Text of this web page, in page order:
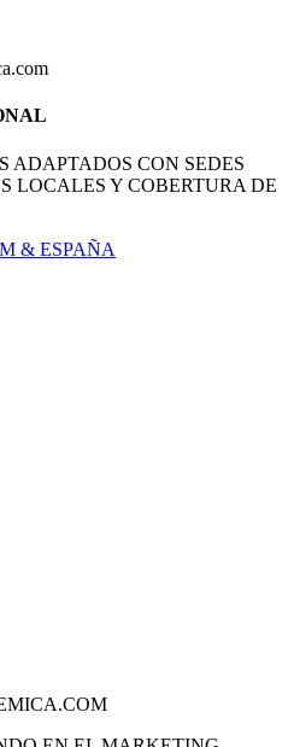
ADAPTADOS CON SEDES
LOCALES Y COBERTURA DE
& ESPAÑA